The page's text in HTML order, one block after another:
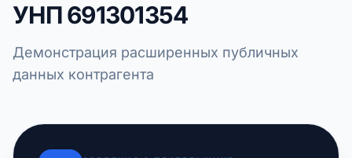
УНП691301354
Демонстрация расширенных публичных
данных контрагента